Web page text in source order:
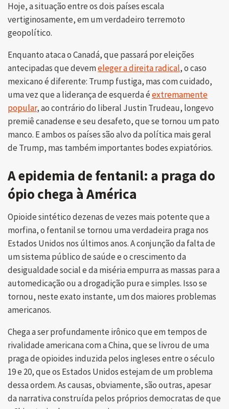
Hoje, a situação entre os dois países escala
vertiginosamente, em um verdadeiro terremoto
geopolítico.
Enquanto ataca o Canadá, que passará por eleições
antecipadas que devemeleger a direita radical, o caso
mexicano é diferente: Trump fustiga, mas com cuidado,
uma vez que a liderança de esquerda éextremamente
popular, ao contrário do liberal Justin Trudeau, longevo
premiê canadense e seu desafeto, que se tornou um pato
manco. E ambos os países são alvo da política mais geral
de Trump, mas também importantes bodes expiatórios.
A epidemia de fentanil: a praga do
ópio chega à América
Opioide sintético dezenas de vezes mais potente que a
morfina, o fentanil se tornou uma verdadeira praga nos
Estados Unidos nos últimos anos. A conjunção da falta de
um sistema público de saúde e o crescimento da
desigualdade social e da miséria empurra as massas para a
automedicação ou a drogadição pura e simples. Isso se
tornou, neste exato instante, um dos maiores problemas
americanos.
Chega a ser profundamente irônico que em tempos de
rivalidade americana com a China, que se livrou de uma
praga de opioides induzida pelos ingleses entre o século
19 e 20, que os Estados Unidos estejam de um problema
dessa ordem. As causas, obviamente, são outras, apesar
da narrativa construída pelos próprios democratas de que